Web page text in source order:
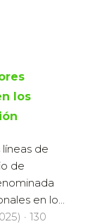
los
de
de
en lo...
· 130